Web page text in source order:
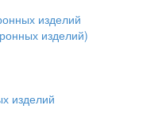
изделий
изделий)
изделий